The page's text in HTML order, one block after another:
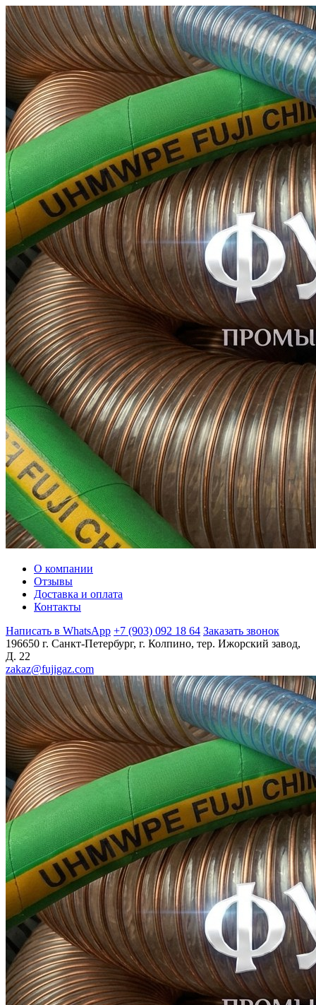
О компании
Отзывы
Доставка и оплата
Контакты
Написать в WhatsApp +7 (903) 092 18 64 Заказать звонок
196650 г. Санкт-Петербург, г. Колпино, тер. Ижорский завод,
Д. 22
zakaz@fujigaz.com